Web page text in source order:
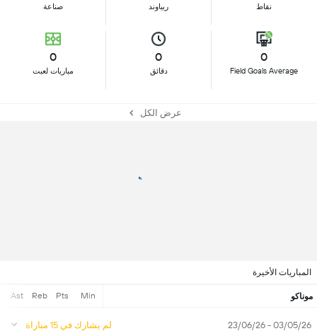
نقاط ريباوند صناعة
0
Field Goals Average
0
دقائق
0
مباريات لعبت
عرض الكل
المباريات الأخيرة
موناكو Min
Pts
Reb
Ast
03/05/26 - 23/06/26 لم يشارك في 15 مباراة